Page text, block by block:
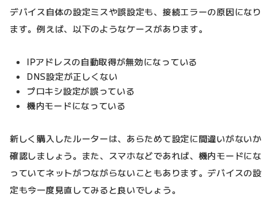
デバイス自体の設定ミスや誤設定も、接続エラーの原因になり
ます。例えば、以下のようなケースがあります。
IPアドレスの自動取得が無効になっている
DNS設定が正しくない
プロキシ設定が誤っている
機内モードになっている
新しく購入したルーターは、あらためて設定に間違いがないか
確認しましょう。また、スマホなどであれば、機内モードにな
っていてネットがつながらないこともあります。デバイスの設
定も今一度見直してみると良いでしょう。